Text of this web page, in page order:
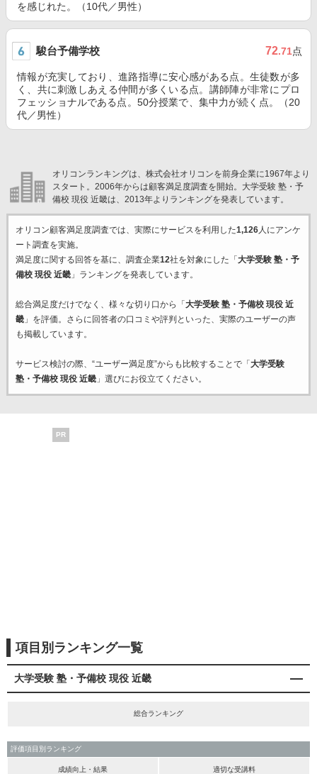
を感じれた。（10代／男性）
駿台予備学校 72.71点
情報が充実しており、進路指導に安心感がある点。生徒数が多
く、共に刺激しあえる仲間が多くいる点。講師陣が非常にプロ
フェッショナルである点。50分授業で、集中力が続く点。（20
代／男性）
オリコンランキングは、株式会社オリコンを前身企業に1967年より
スタート。2006年からは顧客満足度調査を開始。大学受験 塾・予
備校 現役 近畿は、2013年よりランキングを発表しています。
オリコン顧客満足度調査では、実際にサービスを利用した1,126人にアンケ
ート調査を実施。
満足度に関する回答を基に、調査企業12社を対象にした「 大学受験 塾・予
備校 現役 近畿」ランキングを発表しています。
総合満足度だけでなく、様々な切り口から「 大学受験 塾・予備校 現役 近
畿」を評価。さらに回答者の口コミや評判といった、実際のユーザーの声
も掲載しています。
サービス検討の際、“ユーザー満足度”からも比較することで「 大学受験
塾・予備校 現役 近畿」選びにお役立てください。
PR
項目別ランキング一覧
大学受験 塾・予備校 現役 近畿
総合ランキング
評価項目別ランキング
成績向上・結果 適切な受講料